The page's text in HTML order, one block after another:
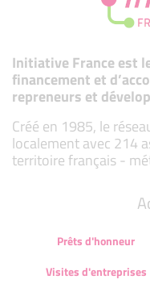
Initiative France est
financement et
repreneurs et
Créé en 1985, le
localement avec 214
territoire français -
Prêts d'honneur
Visites d'entreprises